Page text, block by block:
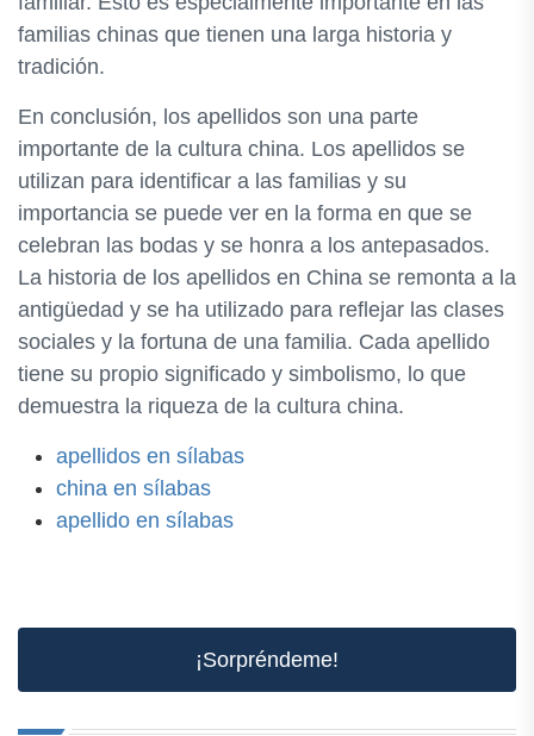
familias chinas que tienen una larga historia y
tradición.
En conclusión, los apellidos son una parte
importante de la cultura china. Los apellidos se
utilizan para identificar a las familias y su
importancia se puede ver en la forma en que se
celebran las bodas y se honra a los antepasados.
La historia de los apellidos en China se remonta a la
antigüedad y se ha utilizado para reflejar las clases
sociales y la fortuna de una familia. Cada apellido
tiene su propio significado y simbolismo, lo que
demuestra la riqueza de la cultura china.
apellidos en sílabas
china en sílabas
apellido en sílabas
¡Sorpréndeme!